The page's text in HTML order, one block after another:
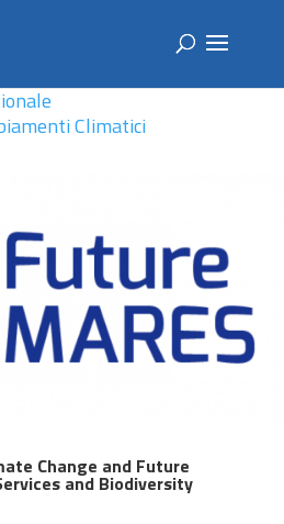
Change and Future
and Biodiversity